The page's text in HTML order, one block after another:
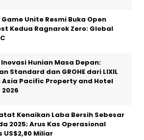
Unite Resmi Buka Open
Kedua Ragnarok Zero: Global
Hunian Masa Depan:
Standard dan GROHE dari LIXIL
Asia Pacific Property and Hotel
Kenaikan Laba Bersih Sebesar
2025; Arus Kas Operasional
US$2,80 Miliar